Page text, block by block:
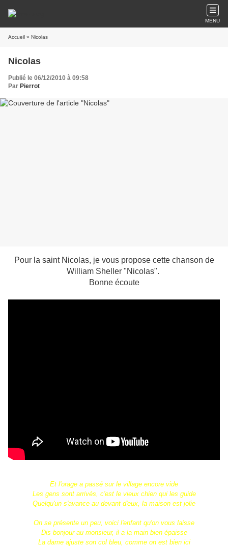
MENU
Accueil » Nicolas
Nicolas
Publié le 06/12/2010 à 09:58
Par Pierrot
Pour la saint Nicolas, je vous propose cette chanson de
William Sheller "Nicolas".
Bonne écoute
Et l'orage a passé sur le village encore vide
Les gens sont arrivés, c'est le vieux chien qui les guide
Quelqu'un s'avance au devant d'eux, la maison est jolie
On se présente un peu, voici l'enfant qu'on vous laisse
Dis bonjour au monsieur, il a la main bien épaisse
La dame ajuste son col bleu, comme on est bien ici